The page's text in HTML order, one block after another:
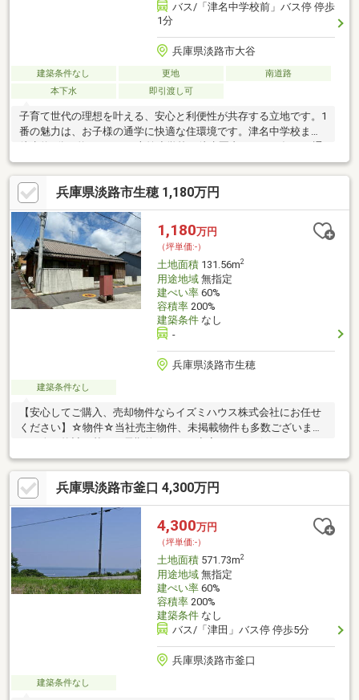
バス/「津名中学校前」バス停 停歩
1分
兵庫県淡路市大谷
建築条件なし 更地
南道路
本下水
即引渡し可
子育て世代の理想を叶える、安心と利便性が共存する立地です。1
番の魅力は、お子様の通学に快適な住環境です。津名中学校まで
学も安心してお見送り頂けます。さらに、周辺にはスーパーやド
ラッグストアなどの商業施設が充実しており、お買い物も非常に
スムーズです。バス停が目の前、津名一宮ＩＣまで車で約6分と交
通アクセスも良好で共働きのご家庭にも大変便利です。「学校が
近い」、「買い物が便利」という、暮らしのゆとりを叶える条件
が揃ったこの場所で新生活を始めませんか？
兵庫県淡路市生穂 1,180万円
1,180万円
（坪単価:-）
土地面積131.56m2
用途地域無指定
建ぺい率60%
容積率200%
建築条件なし
-
兵庫県淡路市生穂
建築条件なし
【安心してご購入、売却物件ならイズミハウス株式会社にお任せ
ください】☆物件☆当社売主物件、未掲載物件も多数ございま
す。人口統計を基に、長期的にみても空室リスクの低いエリアに
特化しております。☆無料相談☆不動産投資をご検討されるにあ
たってお客様にどんなメリットがあるか、また、疑問点、ご不安
点などに対し丁寧にご説明致します。さらに、ご購入時のご資金
計画、ローン、節税対策についてもご説明致します。☆アフター
ケア☆ご購入後のアフターケアも当社にお任せ下さい。不動産全
般に関わるご相談も当社スタッフが分かりやすくご説明、ご対応
致します。◇まずはお気軽にお問い合わせ下さい◇
兵庫県淡路市釜口 4,300万円
4,300万円
（坪単価:-）
土地面積571.73m2
用途地域無指定
建ぺい率60%
容積率200%
建築条件なし
バス/「津田」バス停 停歩5分
兵庫県淡路市釜口
建築条件なし